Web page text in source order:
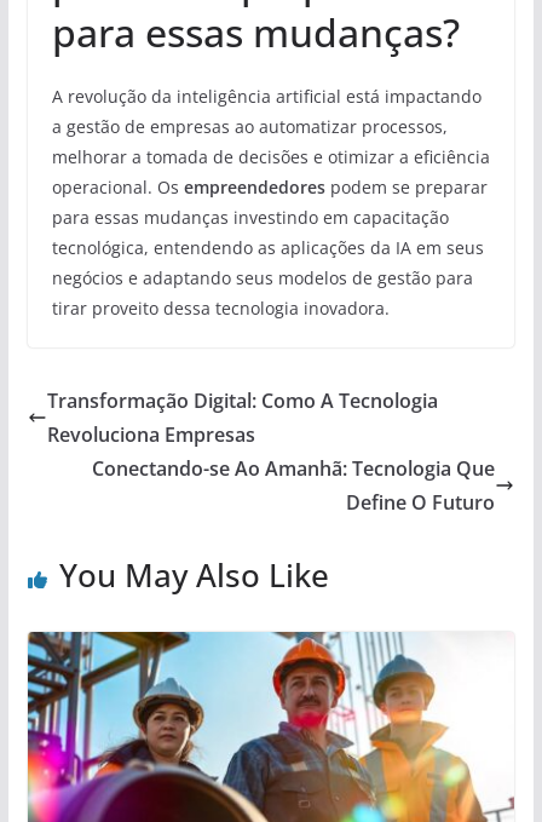
para essas mudanças?
A revolução da inteligência artificial está impactando
a gestão de empresas ao automatizar processos,
melhorar a tomada de decisões e otimizar a eficiência
operacional. Os empreendedorespodem se preparar
para essas mudanças investindo em capacitação
tecnológica, entendendo as aplicações da IA em seus
negócios e adaptando seus modelos de gestão para
tirar proveito dessa tecnologia inovadora.
Transformação Digital: Como A Tecnologia
Revoluciona Empresas
Conectando-se Ao Amanhã: Tecnologia Que
Define O Futuro
You May Also Like